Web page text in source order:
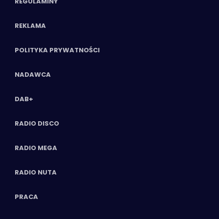
REKLAMA
POLITYKA PRYWATNOŚCI
NADAWCA
DAB+
RADIO DISCO
RADIO MEGA
RADIO NUTA
PRACA